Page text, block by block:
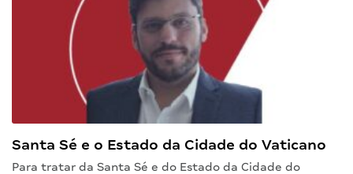
Santa Sé e o Estado da Cidade do Vaticano
Para tratar da Santa Sé e do Estado da Cidade do